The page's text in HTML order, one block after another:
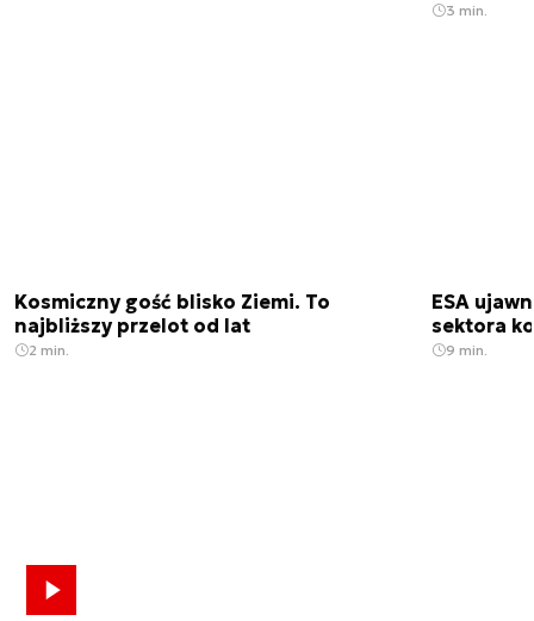
3 min.
Kosmiczny gość blisko Ziemi. To
najbliższy przelot od lat
2 min.
ESA
sektora
9 min.